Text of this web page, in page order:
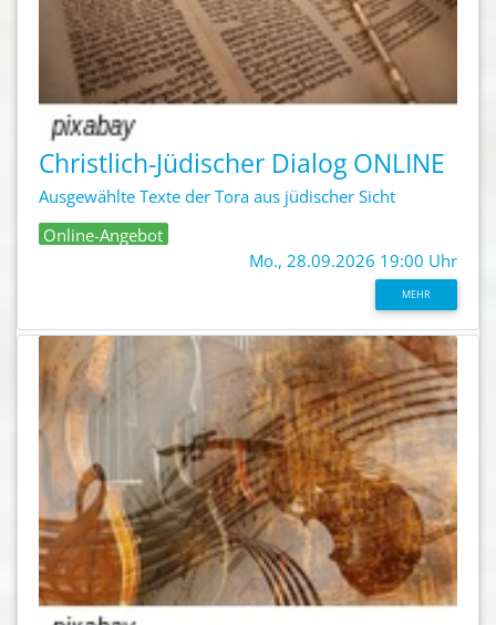
Christlich-Jüdischer Dialog ONLINE
Ausgewählte Texte der Tora aus jüdischer Sicht
Online-Angebot
Mo., 28.09.2026 19:00 Uhr
MEHR